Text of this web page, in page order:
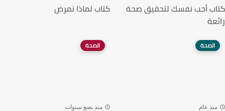
كتاب أحب نفسك لتحقيق صحة
رائعة
كتاب لماذا نمرض
الصحة
منذ عام
الصحة
منذ بضع سنوات